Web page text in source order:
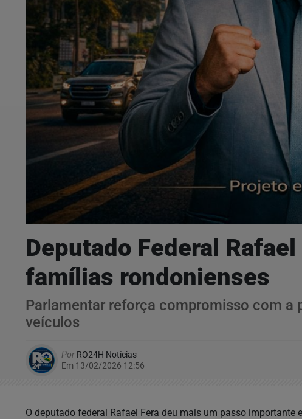
Deputado Federal
famílias rondonienses
Parlamentar reforça compromisso com a
veículos
Por RO24H Notícias
Em 13/02/2026 12:56
O deputado federal Rafael Fera deu mais um passo importante